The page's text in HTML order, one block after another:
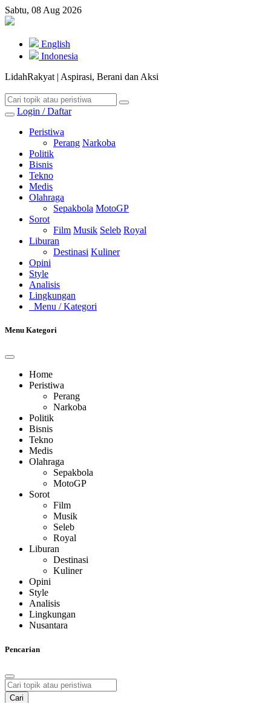
Sabtu, 08 Aug 2026
English
Indonesia
LidahRakyat | Aspirasi, Berani dan Aksi
Login / Daftar
Peristiwa
Perang Narkoba
Politik
Bisnis
Tekno
Medis
Olahraga
Sepakbola MotoGP
Sorot
Film Musik Seleb Royal
Liburan
Destinasi Kuliner
Opini
Style
Analisis
Lingkungan
Menu / Kategori
Menu Kategori
Home
Peristiwa
Perang
Narkoba
Politik
Bisnis
Tekno
Medis
Olahraga
Sepakbola
MotoGP
Sorot
Film
Musik
Seleb
Royal
Liburan
Destinasi
Kuliner
Opini
Style
Analisis
Lingkungan
Nusantara
Pencarian
Cari